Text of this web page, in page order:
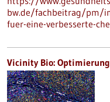
bw.de/fachbeitrag/pm/
fuer-eine-verbesserte-
Vicinity Bio: